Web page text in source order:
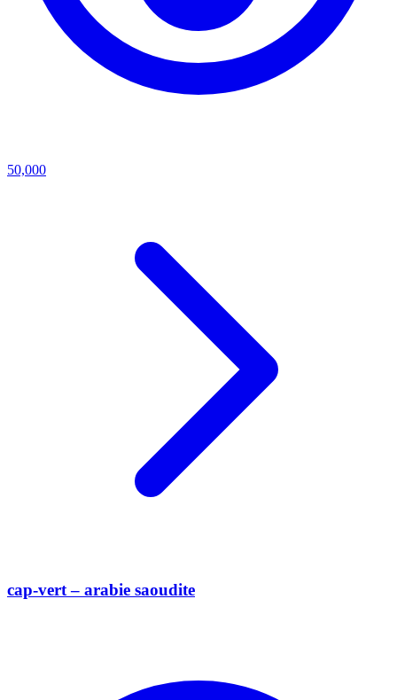
50,000
cap-vert – arabie saoudite